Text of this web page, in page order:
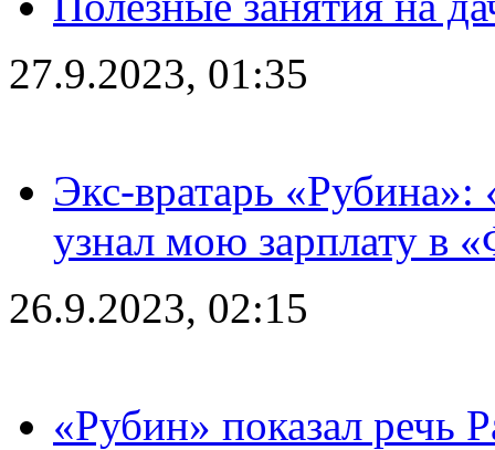
27.9.2023, 01:35
Экс-вратарь «Рубина»:
узнал мою зарплату в
26.9.2023, 02:15
«Рубин» показал речь